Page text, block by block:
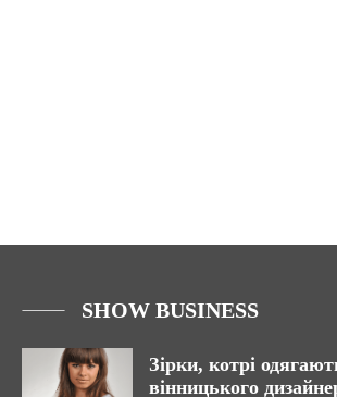
SHOW BUSINESS
Зірки, котрі
вінницького